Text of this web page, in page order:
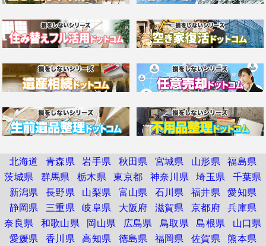
北海道 青森県 岩手県 秋田県 宮城県 山形県 福島県
茨城県 群馬県 栃木県 東京都 神奈川県 埼玉県 千葉県
新潟県 長野県 山梨県 富山県 石川県 福井県 愛知県
静岡県 三重県 岐阜県 大阪府 滋賀県 京都府 兵庫県
奈良県 和歌山県 岡山県 広島県 鳥取県 島根県
山口県
愛媛県 香川県 高知県 徳島県 福岡県 佐賀県 熊本県